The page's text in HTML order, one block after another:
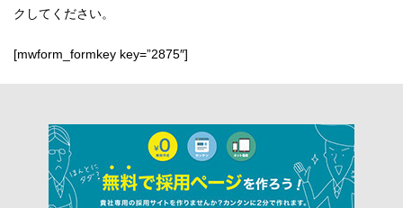
クしてください。
[mwform_formkey key=”2875″]